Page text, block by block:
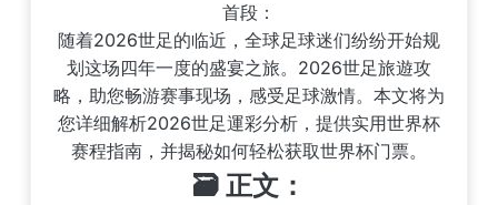
首段：
随着2026世足的临近，全球足球迷们纷纷开始规
划这场四年一度的盛宴之旅。2026世足旅遊攻
略，助您畅游赛事现场，感受足球激情。本文将为
您详细解析2026世足運彩分析，提供实用世界杯
赛程指南，并揭秘如何轻松获取世界杯门票。
🗃️ 正文：